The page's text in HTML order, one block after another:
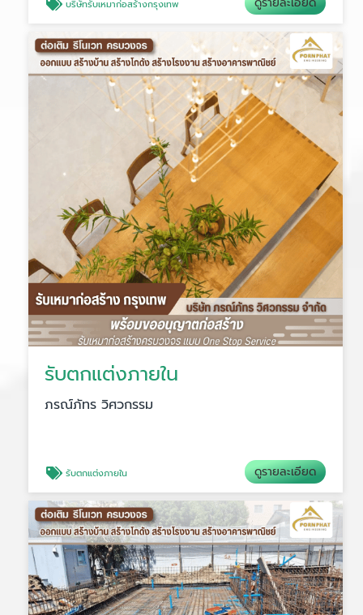
บริษัทรับเหมาก่อสร้างกรุงเทพ
รับตกแต่งภายใน
ภรณ์ภัทร วิศวกรรม
รับตกแต่งภายใน ดูรายละเอียด